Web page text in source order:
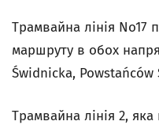
Трамвайна лінія No17
маршруту в обох
Świdnickа, Powstańców
Трамвайна лінія 2,